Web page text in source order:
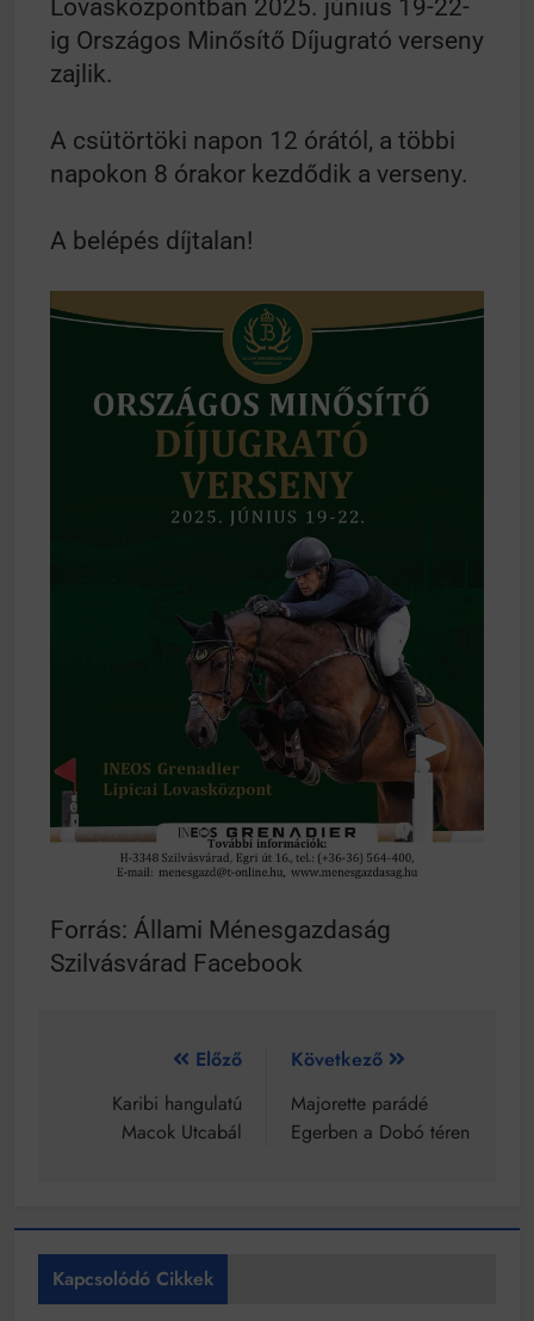
Lovasközpontban 2025. június 19-22-
ig Országos Minősítő Díjugrató verseny
zajlik.
A csütörtöki napon 12 órától, a többi
napokon 8 órakor kezdődik a verseny.
A belépés díjtalan!
Forrás: Állami Ménesgazdaság
Szilvásvárad Facebook
Előző
Karibi hangulatú
Macok Utcabál
Következő
Majorette parádé
Egerben a Dobó téren
Kapcsolódó Cikkek